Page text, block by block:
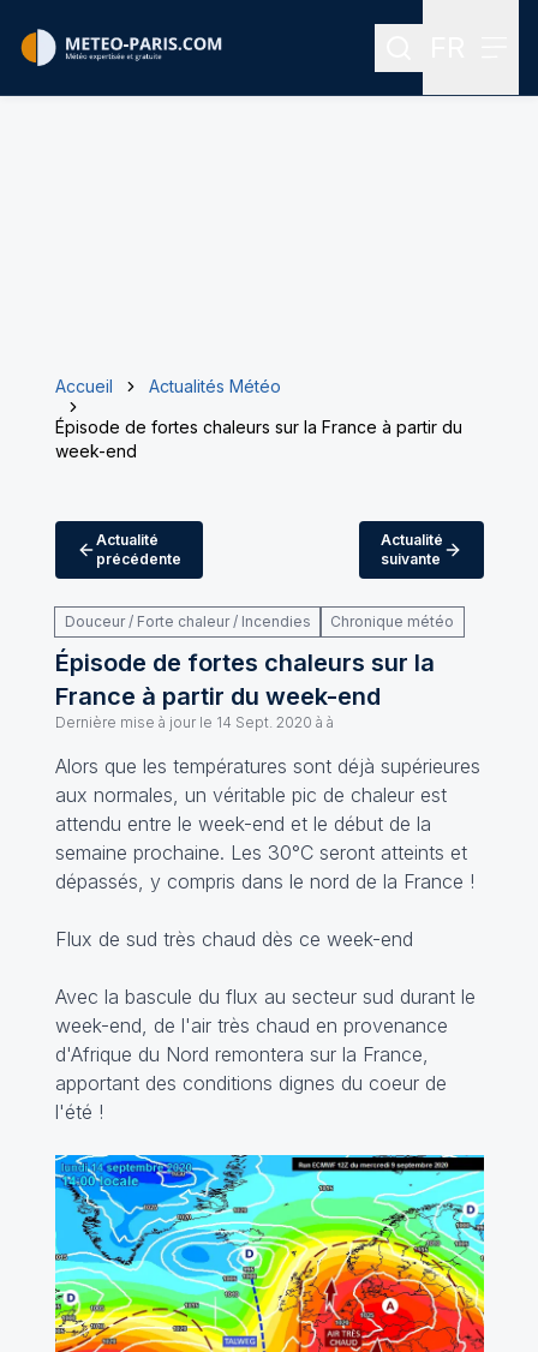
Rechercher
Accueil
Actualités Météo
Épisode de fortes chaleurs sur la France à partir du
week-end
Actualité
précédente
Actualité
suivante
Douceur / Forte chaleur / Incendies Chronique météo
Épisode de fortes chaleurs sur la
France à partir du week-end
Dernière mise à jour le 14 Sept. 2020 à à
Alors que les températures sont déjà supérieures
aux normales, un véritable pic de chaleur est
attendu entre le week-end et le début de la
semaine prochaine. Les 30°C seront atteints et
dépassés, y compris dans le nord de la France !
Flux de sud très chaud dès ce week-end
Avec la bascule du flux au secteur sud durant le
week-end, de l'air très chaud en provenance
d'Afrique du Nord remontera sur la France,
apportant des conditions dignes du coeur de
l'été !